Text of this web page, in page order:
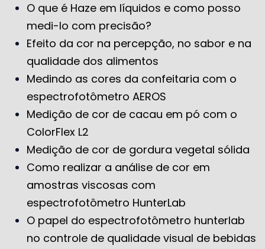
O que é Haze em líquidos e como posso
medi-lo com precisão?
Efeito da cor na percepção, no sabor e na
qualidade dos alimentos
Medindo as cores da confeitaria com o
espectrofotômetro AEROS
Medição de cor de cacau em pó com o
ColorFlex L2
Medição de cor de gordura vegetal sólida
Como realizar a análise de cor em
amostras viscosas com
espectrofotômetro HunterLab
O papel do espectrofotômetro hunterlab
no controle de qualidade visual de bebidas